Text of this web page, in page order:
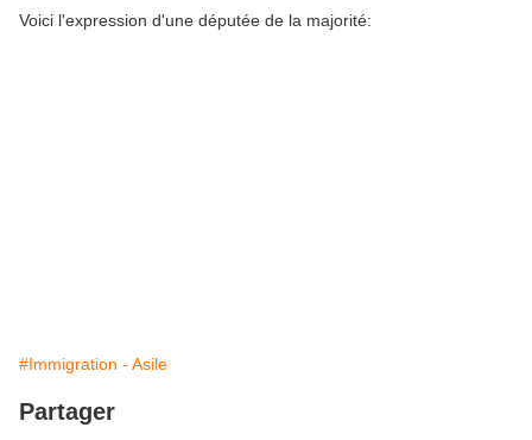
Voici l'expression d'une députée de la majorité:
#Immigration - Asile
Partager